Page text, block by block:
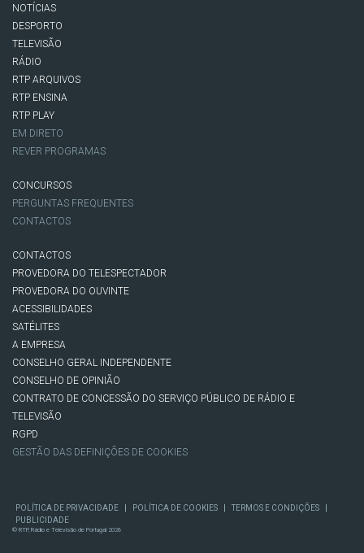
NOTÍCIAS
DESPORTO
TELEVISÃO
RÁDIO
RTP ARQUIVOS
RTP ENSINA
RTP PLAY
EM DIRETO
REVER PROGRAMAS
CONCURSOS
PERGUNTAS FREQUENTES
CONTACTOS
CONTACTOS
PROVEDORA DO TELESPECTADOR
PROVEDORA DO OUVINTE
ACESSIBILIDADES
SATÉLITES
A EMPRESA
CONSELHO GERAL INDEPENDENTE
CONSELHO DE OPINIÃO
CONTRATO DE CONCESSÃO DO SERVIÇO PÚBLICO DE RÁDIO E
TELEVISÃO
RGPD
GESTÃO DAS DEFINIÇÕES DE COOKIES
POLÍTICA DE PRIVACIDADE POLÍTICA DE COOKIES TERMOS E CONDIÇÕES
PUBLICIDADE
© RTP, Rádio e Televisão de Portugal 2026